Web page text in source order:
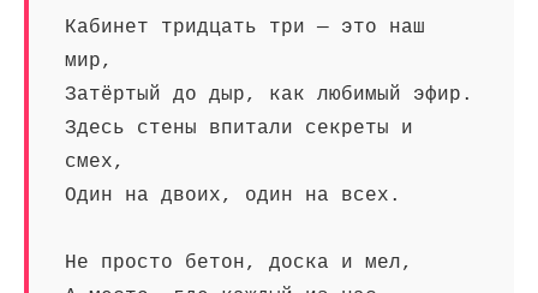
Кабинет тридцать три — это наш
мир,
Затёртый до дыр, как любимый эфир.
Здесь стены впитали секреты и
смех,
Один на двоих, один на всех.
Не просто бетон, доска и мел,